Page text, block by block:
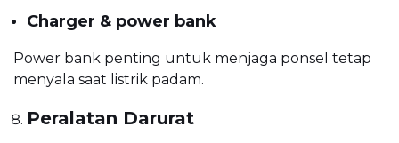
Charger & power bank
Power bank penting untuk menjaga ponsel tetap
menyala saat listrik padam.
Peralatan Darurat